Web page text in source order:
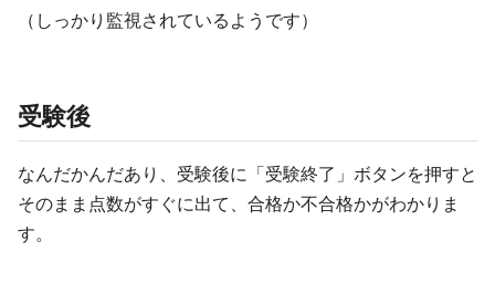
（しっかり監視されているようです）
受験後
なんだかんだあり、受験後に「受験終了」ボタンを押すと
そのまま点数がすぐに出て、合格か不合格かがわかりま
す。